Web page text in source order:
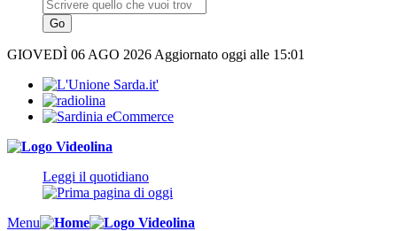
GIOVEDÌ 06 AGO 2026 Aggiornato oggi alle 15:01
Leggi il quotidiano
Menu